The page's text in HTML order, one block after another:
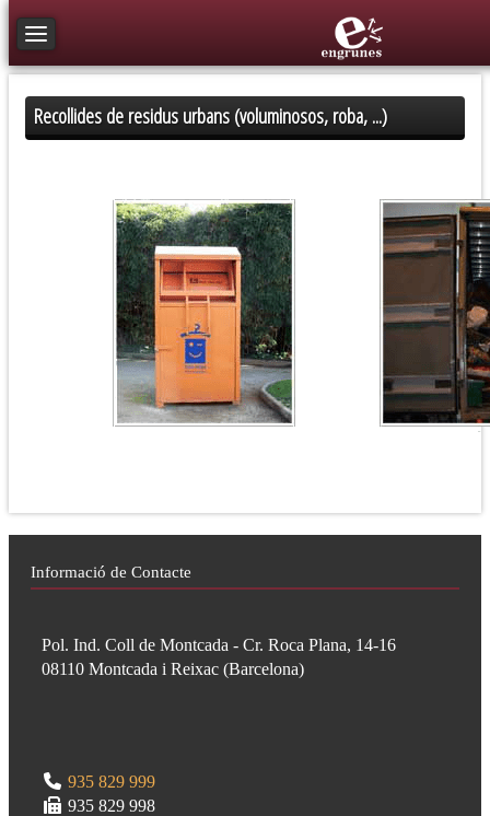
Toggle navigation
Recollides de residus urbans (voluminosos, roba, ...)
Informació de Contacte
Pol. Ind. Coll de Montcada - Cr. Roca Plana, 14-16
08110 Montcada i Reixac (Barcelona)
935 829 999
935 829 998